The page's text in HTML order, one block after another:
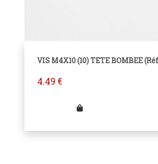
VIS M4X10 (10) TETE BOMBEE
4.49 €